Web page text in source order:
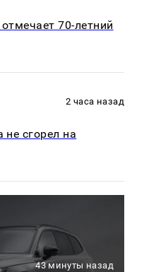
70-летний
2 часа назад
сгорел на
43 минуты назад